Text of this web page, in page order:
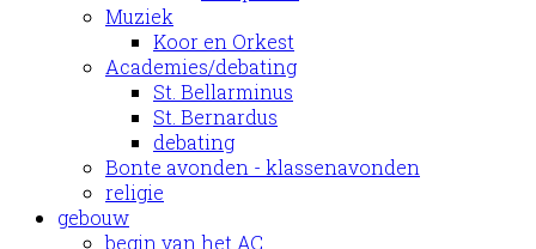
Muziek
Koor en Orkest
Academies/debating
St. Bellarminus
St. Bernardus
debating
Bonte avonden - klassenavonden
religie
gebouw
begin van het AC